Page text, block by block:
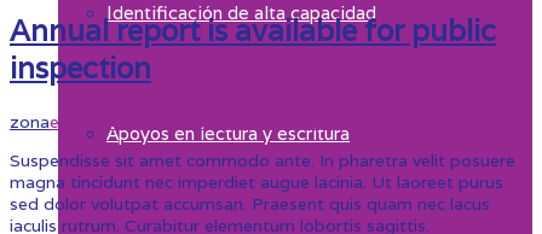
Identificación de alta capacidad
Apoyos en lectura y escritura
Annual report is available for public
inspection
zonaenero 29, 2017 1:54 pm
Suspendisse sit amet commodo ante. In pharetra velit posuere
magna tincidunt nec imperdiet augue lacinia. Ut laoreet purus
sed dolor volutpat accumsan. Praesent quis quam nec lacus
iaculis rutrum. Curabitur elementum lobortis sagittis.